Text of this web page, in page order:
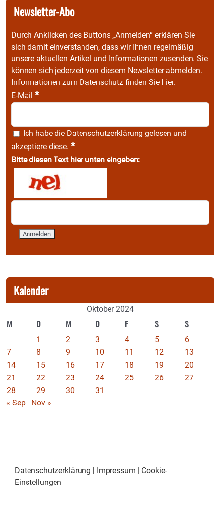
Newsletter-Abo
Durch Anklicken des Buttons „Anmelden“ erklären Sie
sich damit einverstanden, dass wir Ihnen regelmäßig
unsere aktuellen Artikel und Informationen zusenden. Sie
können sich jederzeit von diesem Newsletter abmelden.
Informationen zum Datenschutz finden Sie hier.
E-Mail *
Ich habe die Datenschutzerklärung gelesen und
akzeptiere diese. *
Bitte diesen Text hier unten eingeben:
Kalender
Oktober 2024
M D M D F S S
1 2 3 4 5
6
7
8 9 10 11 12
13
14
15 16 17 18 19
20
21
22 23 24 25 26
27
28
29 30
31
« Sep
Nov »
Datenschutzerklärung | Impressum | Cookie-
Einstellungen